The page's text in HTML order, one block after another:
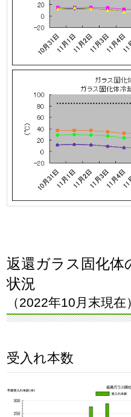
返還ガラス固化体
状況
（2022年10月末現在
受入れ本数